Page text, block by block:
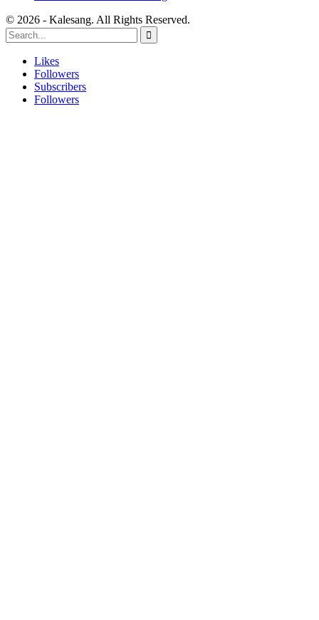
© 2026 - Kalesang. All Rights Reserved.
Likes
Followers
Subscribers
Followers